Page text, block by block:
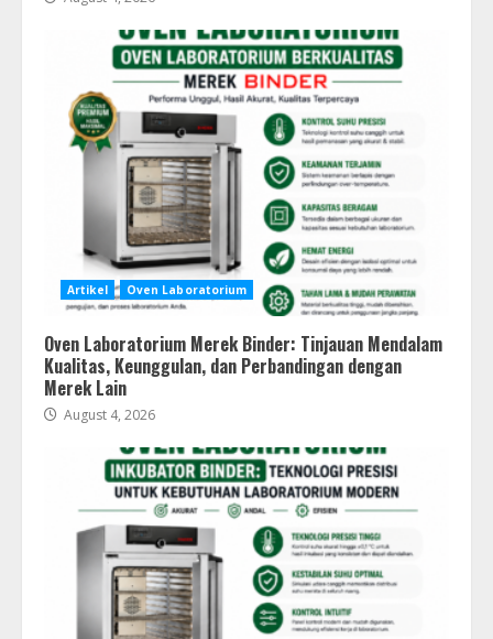
Artikel Oven Laboratorium
Oven Laboratorium Merek Binder: Tinjauan Mendalam
Kualitas, Keunggulan, dan Perbandingan dengan
Merek Lain
August 4, 2026